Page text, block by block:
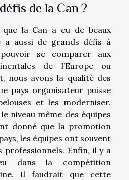
de la Can ?
la Can a eu de beaux
a aussi de grands défis à
se comparer aux
de l’Europe ou
nous avons la qualité des
pays organisateur puisse
et les moderniser.
niveau même des équipes
donné que la promotion
les équipes ont souvent
professionnels. Enfin, il y a
dans la compétition
Il faudrait que cette